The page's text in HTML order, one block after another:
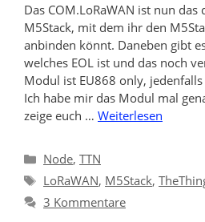
Das COM.LoRaWAN ist nun
M5Stack, mit dem ihr den
anbinden könnt. Daneben gibt
welches EOL ist und das noch
Modul ist EU868 only,
Ich habe mir das Modul mal
zeige euch … Weiterlesen
Kategorien
Node, TTN
Schlagwörter
LoRaWAN, M5Stack,
3 Kommentare